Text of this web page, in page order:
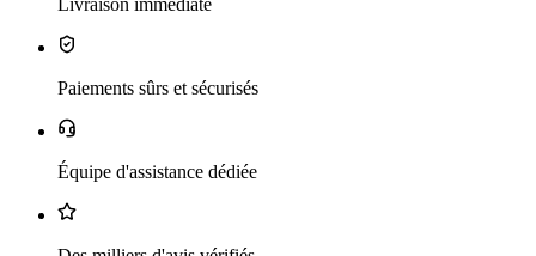
Paiements sûrs et sécurisés
Équipe d'assistance dédiée